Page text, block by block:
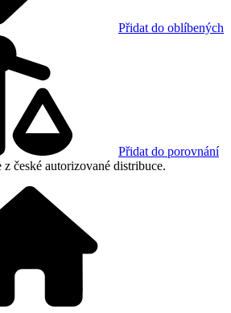
Přidat do oblíbených
Přidat do porovnání
české autorizované distribuce.